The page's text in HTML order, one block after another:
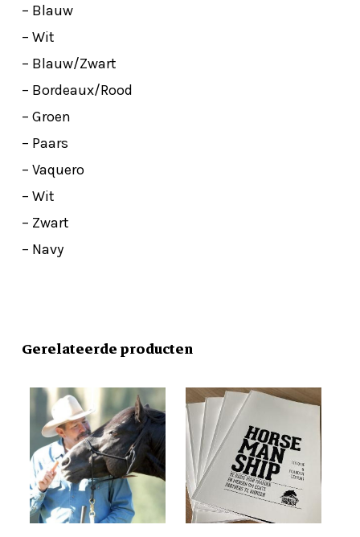
– Blauw
– Wit
– Blauw/Zwart
– Bordeaux/Rood
– Groen
– Paars
– Vaquero
– Wit
– Zwart
– Navy
Gerelateerde producten